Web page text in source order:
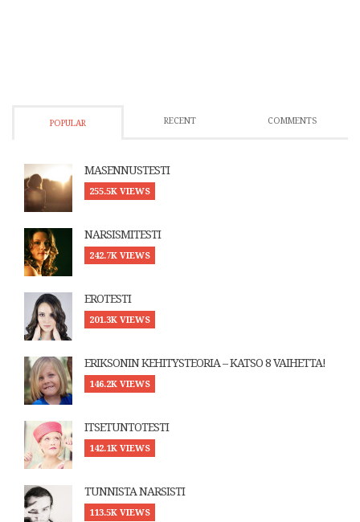
POPULAR RECENT COMMENTS
MASENNUSTESTI
255.5K VIEWS
NARSISMITESTI
242.7K VIEWS
EROTESTI
201.3K VIEWS
ERIKSONIN KEHITYSTEORIA – KATSO 8 VAIHETTA!
146.2K VIEWS
ITSETUNTOTESTI
142.1K VIEWS
TUNNISTA NARSISTI
113.5K VIEWS